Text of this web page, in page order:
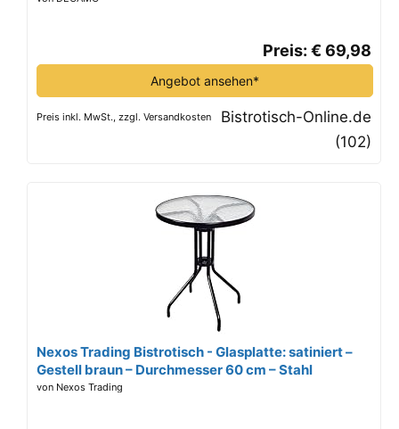
Preis: € 69,98
Angebot ansehen*
Preis inkl. MwSt., zzgl. Versandkosten
Bistrotisch-Online.de
(102)
Nexos Trading Bistrotisch - Glasplatte: satiniert –
Gestell braun – Durchmesser 60 cm – Stahl
von Nexos Trading